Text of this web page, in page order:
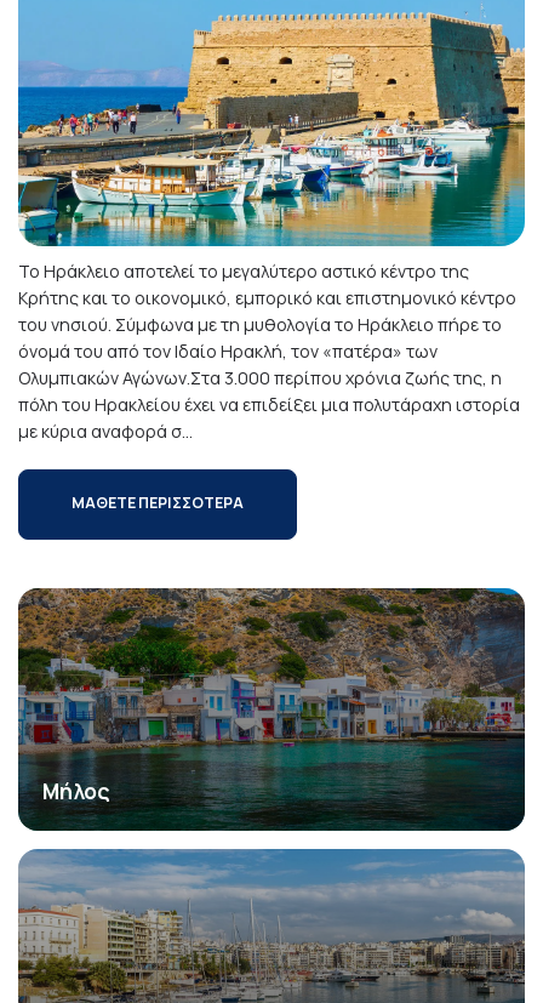
Το Ηράκλειο αποτελεί το μεγαλύτερο αστικό κέντρο της
Κρήτης και το οικονομικό, εμπορικό και επιστημονικό κέντρο
του νησιού. Σύμφωνα με τη μυθολογία το Ηράκλειο πήρε το
όνομά του από τον Ιδαίο Ηρακλή, τον «πατέρα» των
Ολυμπιακών Αγώνων.Στα 3.000 περίπου χρόνια ζωής της, η
πόλη του Ηρακλείου έχει να επιδείξει μια πολυτάραχη ιστορία
με κύρια αναφορά σ...
ΜΑΘΕΤΕ ΠΕΡΙΣΣΟΤΕΡΑ
Μήλος